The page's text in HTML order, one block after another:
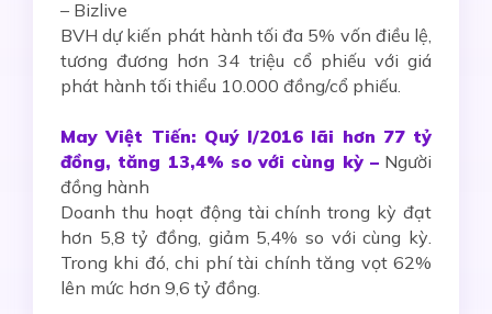
– Bizlive
BVH dự kiến phát hành tối đa 5% vốn điều lệ,
tương đương hơn 34 triệu cổ phiếu với giá
phát hành tối thiểu 10.000 đồng/cổ phiếu.
May Việt Tiến: Quý I/2016 lãi hơn 77 tỷ
đồng, tăng 13,4% so với cùng kỳ –Người
đồng hành
Doanh thu hoạt động tài chính trong kỳ đạt
hơn 5,8 tỷ đồng, giảm 5,4% so với cùng kỳ.
Trong khi đó, chi phí tài chính tăng vọt 62%
lên mức hơn 9,6 tỷ đồng.